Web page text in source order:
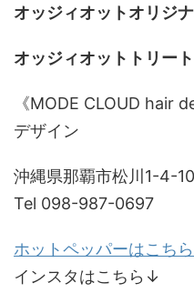
オッジィオットオリジ
オッジィオットトリー
《MODE CLOUD hair
デザイン
沖縄県那覇市松川1-4-10
Tel 098-987-0697
ホットペッパーはこち
インスタはこちら↓